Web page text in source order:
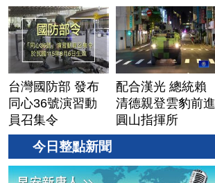
台灣國防部 發布
同心36號演習動
員召集令
配合漢光 總統賴
清德親登雲豹前進
圓山指揮所
今日整點新聞